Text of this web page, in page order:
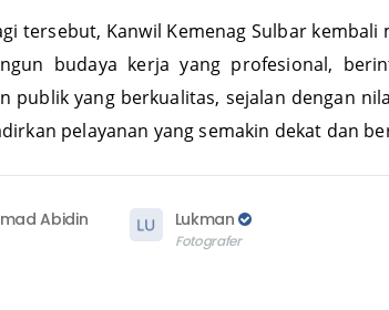
tersebut, Kanwil Kemenag Sulbar
budaya kerja yang profesional,
publik yang berkualitas, sejalan dengan
pelayanan yang semakin dekat dan
Abidin Lukman
Fotografer